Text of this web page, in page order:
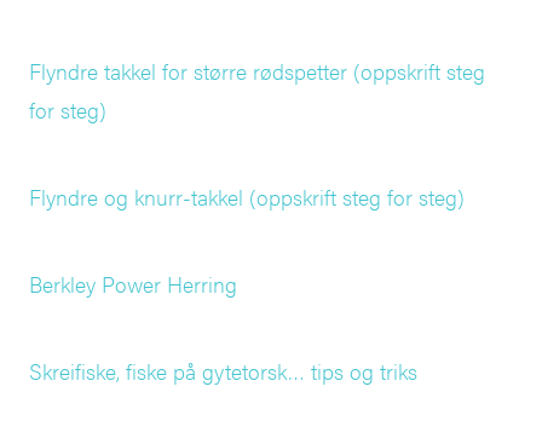
Flyndre takkel for større rødspetter (oppskrift steg
for steg)
Flyndre og knurr-takkel (oppskrift steg for steg)
Berkley Power Herring
Skreifiske, fiske på gytetorsk… tips og triks